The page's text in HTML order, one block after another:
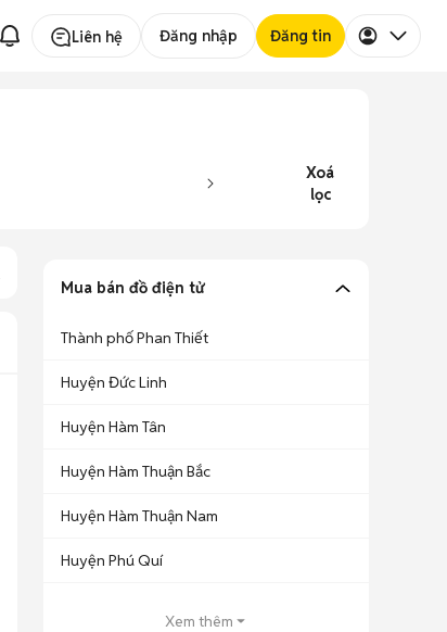
Liên hệ Đăng nhập Đăng tin
Xoá
lọc
Mua bán đồ điện tử
Thành phố Phan Thiết
Huyện Đức Linh
Huyện Hàm Tân
Huyện Hàm Thuận Bắc
Huyện Hàm Thuận Nam
Huyện Phú Quí
Xem thêm